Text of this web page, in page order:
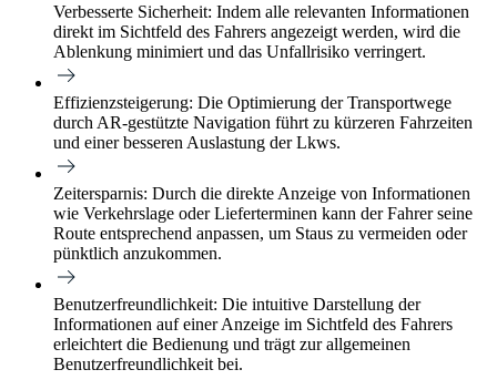
Verbesserte Sicherheit: Indem alle relevanten Informationen
direkt im Sichtfeld des Fahrers angezeigt werden, wird die
Ablenkung minimiert und das Unfallrisiko verringert.
Effizienzsteigerung: Die Optimierung der Transportwege
durch AR-gestützte Navigation führt zu kürzeren Fahrzeiten
und einer besseren Auslastung der Lkws.
Zeitersparnis: Durch die direkte Anzeige von Informationen
wie Verkehrslage oder Lieferterminen kann der Fahrer seine
Route entsprechend anpassen, um Staus zu vermeiden oder
pünktlich anzukommen.
Benutzerfreundlichkeit: Die intuitive Darstellung der
Informationen auf einer Anzeige im Sichtfeld des Fahrers
erleichtert die Bedienung und trägt zur allgemeinen
Benutzerfreundlichkeit bei.